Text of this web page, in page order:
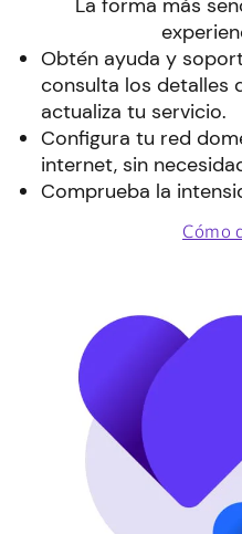
La forma más
Obtén ayuda y
consulta los detalles
actualiza tu servicio.
Configura tu red
internet, sin
Comprueba la
Cómo